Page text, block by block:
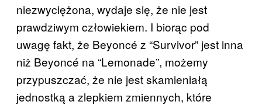
niezwyciężona, wydaje się, że nie jest
prawdziwym człowiekiem. I biorąc pod
uwagę fakt, że Beyoncé z “Survivor” jest inna
niż Beyoncé na “Lemonade”, możemy
przypuszczać, że nie jest skamieniałą
jednostką a zlepkiem zmiennych, które